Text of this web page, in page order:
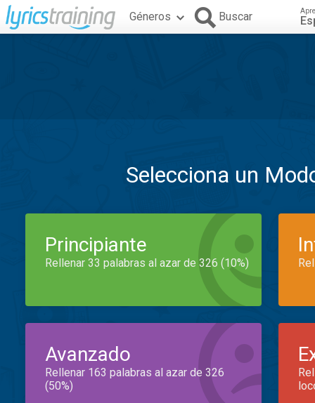
Géneros Buscar
Selecciona un
Principiante
Rellenar 33 palabras al azar de 326 (10%)
Avanzado
Rellenar 163 palabras al azar de 326
(50%)